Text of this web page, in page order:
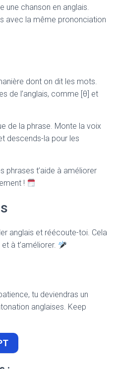
une chanson en anglais.
avec la même prononciation
dont on dit les mots.
de l’anglais, comme [θ] et
de la phrase. Monte la voix
descends-la pour les
phrases t’aide à améliorer
!
anglais et réécoute-toi. Cela
à t’améliorer.
tu deviendras un
anglaises. Keep